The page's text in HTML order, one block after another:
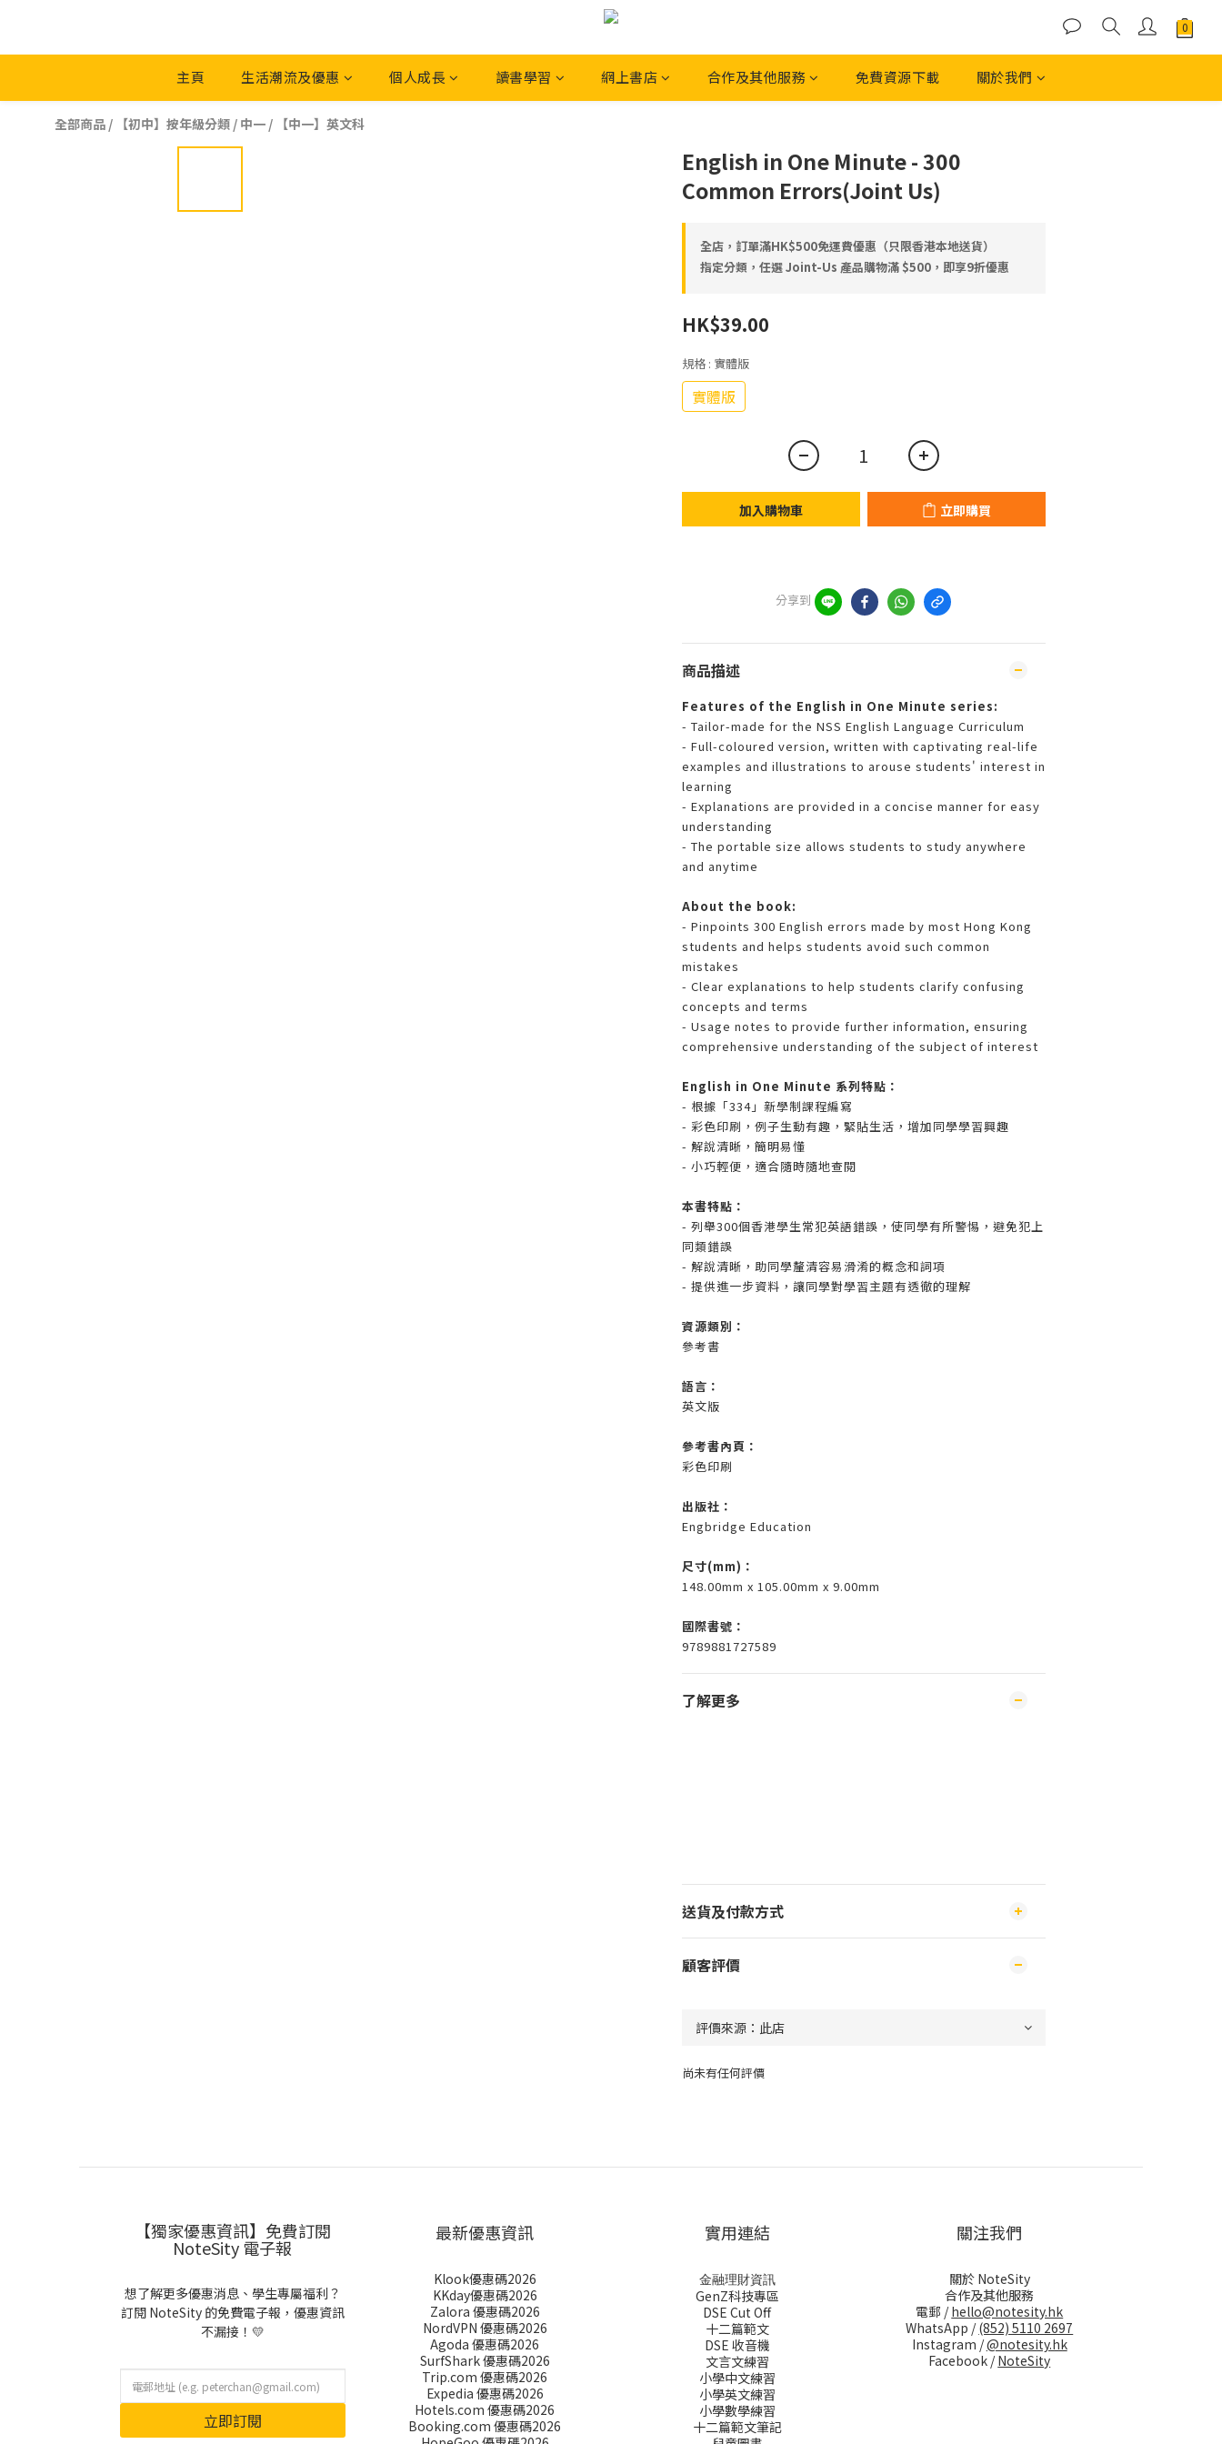
主頁 生活潮流及優惠 個人成長 讀書學習 網上書店 合作及其他服務 免費資源下載 關於我們
全部商品 / 【初中】按年級分類 / 中一 / 【中一】英文科
English in One Minute - 300
Common Errors(Joint Us)
全店，訂單滿HK$500免運費優惠（只限香港本地送貨）
指定分類，任選 Joint-Us 產品⁠⁠購物滿 $500，即享9折優惠
HK$39.00
規格 : 實體版
實體版
加入購物車 立即購買
分享到
商品描述
Features of the English in One Minute series:
- Tailor-made for the NSS English Language Curriculum
- Full-coloured version, written with captivating real-life
examples and illustrations to arouse students' interest in
learning
- Explanations are provided in a concise manner for easy
understanding
- The portable size allows students to study anywhere
and anytime
About the book:
- Pinpoints 300 English errors made by most Hong Kong
students and helps students avoid such common
mistakes
- Clear explanations to help students clarify confusing
concepts and terms
- Usage notes to provide further information, ensuring
comprehensive understanding of the subject of interest
English in One Minute 系列特點：
- 根據「334」新學制課程編寫
- 彩色印刷，例子生動有趣，緊貼生活，增加同學學習興趣
- 解說清晰，簡明易懂
- 小巧輕便，適合隨時隨地查閱
本書特點：
- 列舉300個香港學生常犯英語錯誤，使同學有所警惕，避免犯上
同類錯誤
- 解說清晰，助同學釐清容易滑淆的概念和詞項
- 提供進一步資料，讓同學對學習主題有透徹的理解
資源類別：
參考書
語言：
英文版
參考書內頁：
彩色印刷
出版社：
Engbridge Education
尺寸(mm) ：
148.00mm x 105.00mm x 9.00mm
國際書號：
9789881727589
了解更多
送貨及付款方式
顧客評價
尚未有任何評價
【獨家優惠資訊】免費訂閱
NoteSity 電子報
想了解更多優惠消息、學生專屬福利？
訂閱 NoteSity 的免費電子報，優惠資訊
不漏接！💛
立即訂閱
最新優惠資訊
Klook優惠碼2026
KKday優惠碼2026
Zalora 優惠碼2026
NordVPN 優惠碼2026
Agoda 優惠碼2026
SurfShark 優惠碼2026
Trip.com 優惠碼2026
Expedia 優惠碼2026
Hotels.com 優惠碼2026
Booking.com 優惠碼2026
實用連結
金融理財資訊
GenZ科技專區
DSE Cut Off
十二篇範文
DSE 收音機
文言文練習
小學中文練習
小學英文練習
小學數學練習
十二篇範文筆記
關注我們
關於 NoteSity
合作及其他服務
電郵 /hello@notesity.hk
WhatsApp /(852) 5110 2697
Instagram /@notesity.hk
Facebook /NoteSity